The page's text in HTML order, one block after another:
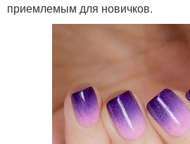
приемлемым для новичков.